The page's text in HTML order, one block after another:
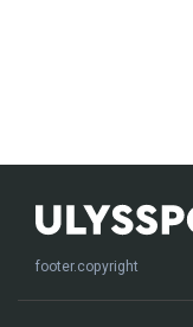
footer.copyright